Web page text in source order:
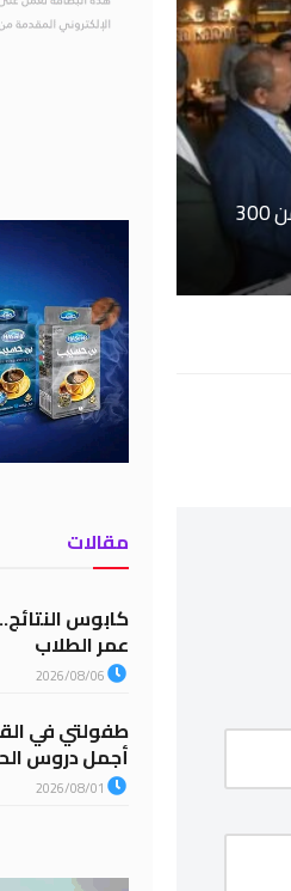
انطلاق “ثلاثية مشهداني الصناعية” بمشاركة أكثر من 300
مقالات
عمر الطلاب
2026/08/06
طفولتي في
أجمل دروس
2026/08/01